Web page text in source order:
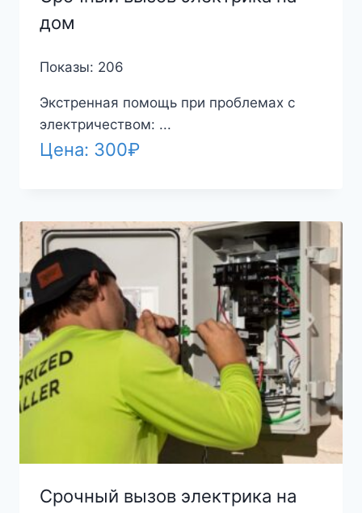
дом
Показы: 206
Экстренная помощь при проблемах с
электричеством: ...
Цена: 300₽
Срочный вызов электрика на